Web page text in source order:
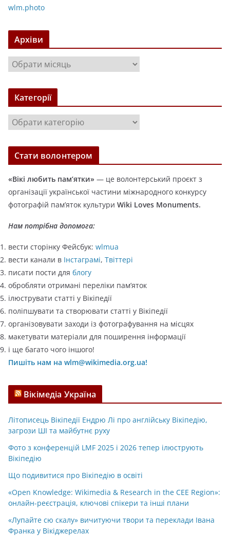
wlm.photo
Архіви
р
х
в
Категорії
а
т
о
р
і
ї
Стати волонтером
«Вікі любить пам’ятки» — це волонтерський проєкт з
організації української частини міжнародного конкурсу
фотографій пам’яток культури Wiki Loves Monuments.
Нам потрібна допомога:
вести сторінку Фейсбук: wlmua
вести канали в Інстаграмі, Твіттері
писати пости для блогу
обробляти отримані переліки пам’яток
ілюструвати статті у Вікіпедії
поліпшувати та створювати статті у Вікіпедії
організовувати заходи із фотографування на місцях
макетувати матеріали для поширення інформації
і ще багато чого іншого!
Пишіть нам на wlm@wikimedia.org.ua!
Вікімедіа Україна
Літописець Вікіпедії Ендрю Лі про англійську Вікіпедію,
загрози ШІ та майбутнє руху
Фото з конференцій LMF 2025 і 2026 тепер ілюструють
Вікіпедію
Що подивитися про Вікіпедію в освіті
«Open Knowledge: Wikimedia & Research in the CEE Region»:
онлайн-реєстрація, ключові спікери та інші плани
«Лупайте сю скалу» вичитуючи твори та переклади Івана
Франка у Вікіджерелах